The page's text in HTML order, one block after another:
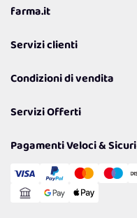
farma.it
Coupon
Lavora con noi
Politiche per la parità di genere
Servizi clienti
Richiamami
Resi
Condizioni di vendita
Spedizioni
Cookie Policy
Gestisci Cookie
Servizi Offerti
Reso Facile e Veloce
Pagamenti Veloci & Sicuri